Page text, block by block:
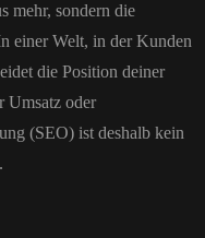
mehr, sondern die
einer Welt, in der Kunden
die Position deiner
Umsatz oder
(SEO) ist deshalb kein